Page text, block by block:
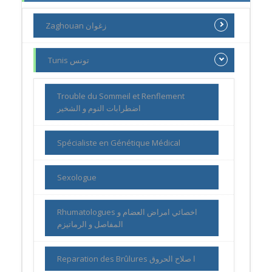
Zaghouan زغوان
Tunis تونس
Trouble du Sommeil et Renflement
اضطرابات النوم و الشخير
Spécialiste en Génétique Médical
Sexologue
Rhumatologues اخصائي امراض العضام و
المفاصل و الرماتيزم
Reparation des Brûlures ا صلاح الحروق